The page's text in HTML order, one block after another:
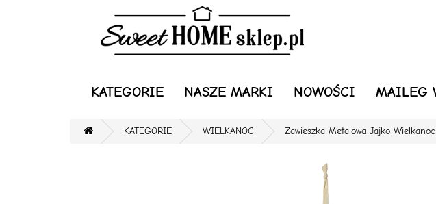
KATEGORIE NASZE MARKI NOWOŚCI MAILEG
KATEGORIE WIELKANOC Zawieszka Metalowa Jajko